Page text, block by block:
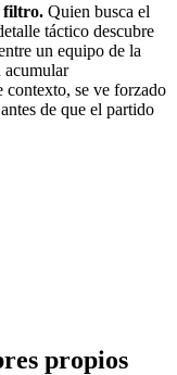
filtro. Quien busca el
táctico descubre
un equipo de la
acumular
contexto, se ve forzado
de que el partido
propios